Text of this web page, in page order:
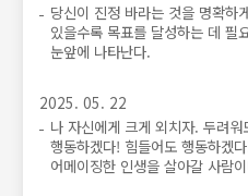
당신이 진정 바라는 것을 명확하
있을수록 목표를 달성하는 데 필
눈앞에 나타난다.
2025. 05. 22
나 자신에게 크게 외치자. 두려
행동하겠다! 힘들어도 행동하겠
어메이징한 인생을 살아갈 사람